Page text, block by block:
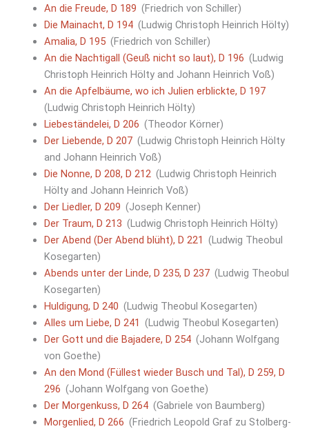
An die Freude, D 189 (Friedrich von Schiller)
Die Mainacht, D 194(Ludwig Christoph Heinrich Hölty)
Amalia, D 195(Friedrich von Schiller)
An die Nachtigall (Geuß nicht so laut), D 196 (Ludwig
Christoph Heinrich Hölty and Johann Heinrich Voß)
An die Apfelbäume, wo ich Julien erblickte, D 197
(Ludwig Christoph Heinrich Hölty)
Liebeständelei, D 206 (Theodor Körner)
Der Liebende, D 207(Ludwig Christoph Heinrich Hölty
and Johann Heinrich Voß)
Die Nonne, D 208, D 212(Ludwig Christoph Heinrich
Hölty and Johann Heinrich Voß)
Der Liedler, D 209 (Joseph Kenner)
Der Traum, D 213 (Ludwig Christoph Heinrich Hölty)
Der Abend (Der Abend blüht), D 221 (Ludwig Theobul
Kosegarten)
Abends unter der Linde, D 235, D 237(Ludwig Theobul
Kosegarten)
Huldigung, D 240 (Ludwig Theobul Kosegarten)
Alles um Liebe, D 241 (Ludwig Theobul Kosegarten)
Der Gott und die Bajadere, D 254(Johann Wolfgang
von Goethe)
An den Mond (Füllest wieder Busch und Tal), D 259, D
296 (Johann Wolfgang von Goethe)
Der Morgenkuss, D 264(Gabriele von Baumberg)
Morgenlied, D 266 (Friedrich Leopold Graf zu Stolberg-